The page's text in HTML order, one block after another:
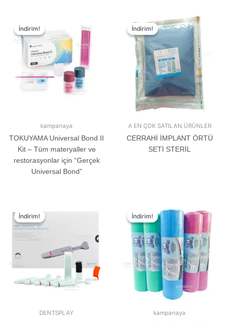
İndirim!
İndirim!
kampanaya
TOKUYAMA Universal Bond II
Kit – Tüm materyaller ve
restorasyonlar için “Gerçek
Universal Bond”
İndirim!
İndirim!
A EN ÇOK SATILAN ÜRÜNLER
CERRAHİ İMPLANT ÖRTÜ
SETİ STERİL
İndirim!
İndirim!
DENTSPLAY
İndirim!
İndirim!
kampanaya